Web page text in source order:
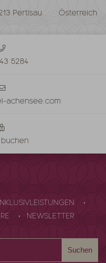
Pertisau Österreich
5284
achensee.com
NEWSLETTER
Suchen